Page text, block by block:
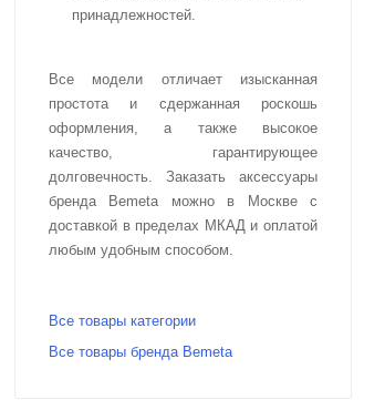
принадлежностей.
Все модели отличает изысканная
простота и сдержанная роскошь
оформления, а также высокое
качество, гарантирующее
долговечность. Заказать аксессуары
бренда Bemeta можно в Москве с
доставкой в пределах МКАД и оплатой
любым удобным способом.
Все товары категории
Все товары бренда Bemeta